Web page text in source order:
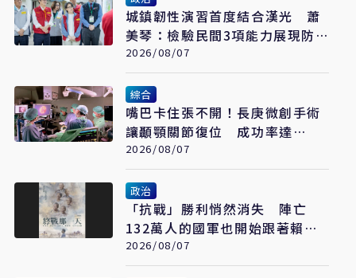
城鎮韌性演習首度結合漢光 蕭
美琴：檢驗民間3項能力展現防
衛韌性
2026/08/07
綜合
嘴巴卡住張不開！長庚微創手術
讓顳顎關節復位 成功率達
97%
2026/08/07
政治
「抗戰」勝利悄然消失 陣亡
132萬人的國軍也開始跟著賴清
德喊「終戰」了
2026/08/07